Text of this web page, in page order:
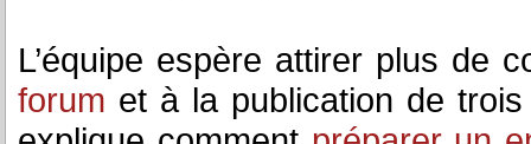
L’équipe espère attirer plus de
forum et à la publication de